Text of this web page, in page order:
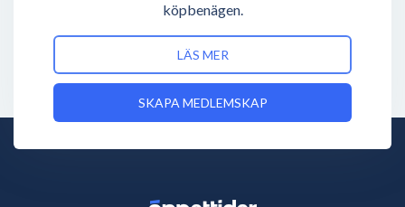
köpbenägen.
LÄS MER
SKAPA MEDLEMSKAP